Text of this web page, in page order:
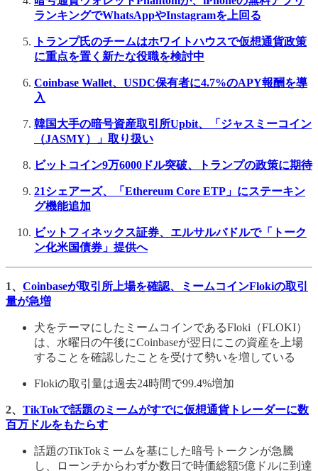
ランキングでWhatsAppやInstagramを上回る
トランプ氏のチームはホワイトハウスで仮想通貨政策
に重点を置く新たな役職を検討中
Coinbase Wallet、USDC保有者に4.7%のAPY報酬を導
入
韓国大手の暗号資産取引所Upbit、「ジャスミーコイン
（JASMY）」取り扱い
ビットコイン9万6000ドル突破、トランプの政策に期待
21シェアーズ、「Ethereum Core ETP」にステーキン
グ機能追加
ビットフィネックス証券、エルサルバドルで「トーク
ン化米国債券」提供へ
1、 Coinbaseが取引所上場を確認、ミームコインFlokiの取引
量が急増
犬をテーマにしたミームコインであるFloki（FLOKI）
は、水曜日の午後にCoinbaseが翌日にこの資産を上場
することを確認したことを受けて勢いを増している
Flokiの取引量は過去24時間で99.4%増加
2、 TikTokで話題のミームがすでに仮想通貨トレーダーに数
百万ドルをもたらす
話題のTikTokミームを基にした暗号トークンが急騰
し、ローンチからわずか数日で時価総額5億ドルに到達